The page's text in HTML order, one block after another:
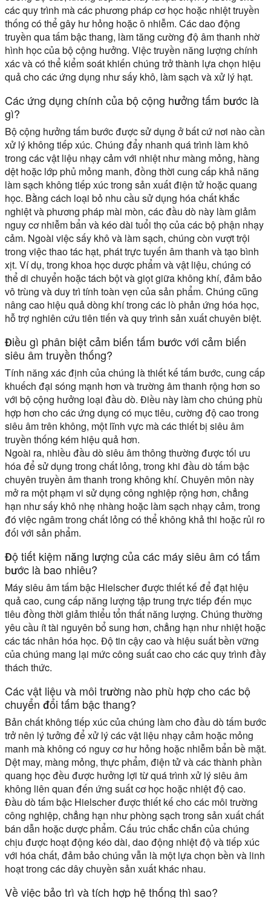
các quy trình mà các phương pháp cơ học hoặc nhiệt truyền
thống có thể gây hư hỏng hoặc ô nhiễm. Các dao động
truyền qua tấm bậc thang, làm tăng cường độ âm thanh nhờ
hình học của bộ cộng hưởng. Việc truyền năng lượng chính
xác và có thể kiểm soát khiến chúng trở thành lựa chọn hiệu
quả cho các ứng dụng như sấy khô, làm sạch và xử lý hạt.
Các ứng dụng chính của bộ cộng hưởng tấm bước là
gì?
Bộ cộng hưởng tấm bước được sử dụng ở bất cứ nơi nào cần
xử lý không tiếp xúc. Chúng đẩy nhanh quá trình làm khô
trong các vật liệu nhạy cảm với nhiệt như màng mỏng, hàng
dệt hoặc lớp phủ mỏng manh, đồng thời cung cấp khả năng
làm sạch không tiếp xúc trong sản xuất điện tử hoặc quang
học. Bằng cách loại bỏ nhu cầu sử dụng hóa chất khắc
nghiệt và phương pháp mài mòn, các đầu dò này làm giảm
nguy cơ nhiễm bẩn và kéo dài tuổi thọ của các bộ phận nhạy
cảm. Ngoài việc sấy khô và làm sạch, chúng còn vượt trội
trong việc thao tác hạt, phát trực tuyến âm thanh và tạo bình
xịt. Ví dụ, trong khoa học dược phẩm và vật liệu, chúng có
thể di chuyển hoặc tách bột và giọt giữa không khí, đảm bảo
vô trùng và duy trì tính toàn vẹn của sản phẩm. Chúng cũng
nâng cao hiệu quả dòng khí trong các lò phản ứng hóa học,
hỗ trợ nghiên cứu tiên tiến và quy trình sản xuất chuyên biệt.
Điều gì phân biệt cảm biến tấm bước với cảm biến
siêu âm truyền thống?
Tính năng xác định của chúng là thiết kế tấm bước, cung cấp
khuếch đại sóng mạnh hơn và trường âm thanh rộng hơn so
với bộ cộng hưởng loại đầu dò. Điều này làm cho chúng phù
hợp hơn cho các ứng dụng có mục tiêu, cường độ cao trong
siêu âm trên không, một lĩnh vực mà các thiết bị siêu âm
truyền thống kém hiệu quả hơn.
Ngoài ra, nhiều đầu dò siêu âm thông thường được tối ưu
hóa để sử dụng trong chất lỏng, trong khi đầu dò tấm bậc
chuyên truyền âm thanh trong không khí. Chuyên môn này
mở ra một phạm vi sử dụng công nghiệp rộng hơn, chẳng
hạn như sấy khô nhẹ nhàng hoặc làm sạch nhạy cảm, trong
đó việc ngâm trong chất lỏng có thể không khả thi hoặc rủi ro
đối với sản phẩm.
Độ tiết kiệm năng lượng của các máy siêu âm có tấm
bước là bao nhiêu?
Máy siêu âm tấm bậc Hielscher được thiết kế để đạt hiệu
quả cao, cung cấp năng lượng tập trung trực tiếp đến mục
tiêu đồng thời giảm thiểu tổn thất năng lượng. Chúng thường
yêu cầu ít tài nguyên bổ sung hơn, chẳng hạn như nhiệt hoặc
các tác nhân hóa học. Độ tin cậy cao và hiệu suất bền vững
của chúng mang lại mức công suất cao cho các quy trình đầy
thách thức.
Các vật liệu và môi trường nào phù hợp cho các bộ
chuyển đổi tấm bậc thang?
Bản chất không tiếp xúc của chúng làm cho đầu dò tấm bước
trở nên lý tưởng để xử lý các vật liệu nhạy cảm hoặc mỏng
manh mà không có nguy cơ hư hỏng hoặc nhiễm bẩn bề mặt.
Dệt may, màng mỏng, thực phẩm, điện tử và các thành phần
quang học đều được hưởng lợi từ quá trình xử lý siêu âm
không liên quan đến ứng suất cơ học hoặc nhiệt độ cao.
Đầu dò tấm bậc Hielscher được thiết kế cho các môi trường
công nghiệp, chẳng hạn như phòng sạch trong sản xuất chất
bán dẫn hoặc dược phẩm. Cấu trúc chắc chắn của chúng
chịu được hoạt động kéo dài, dao động nhiệt độ và tiếp xúc
với hóa chất, đảm bảo chúng vẫn là một lựa chọn bền và linh
hoạt trong các dây chuyền sản xuất khác nhau.
Về việc bảo trì và tích hợp hệ thống thì sao?